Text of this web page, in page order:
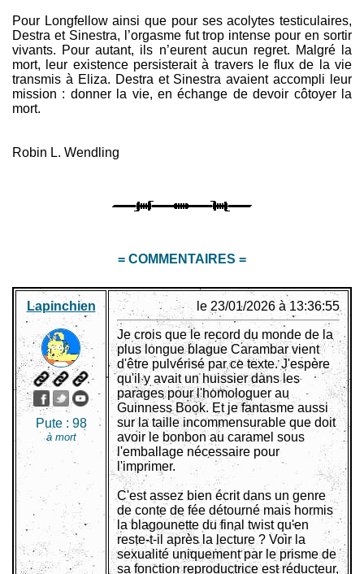
Pour Longfellow ainsi que pour ses acolytes testiculaires,
Destra et Sinestra, l’orgasme fut trop intense pour en sortir
vivants. Pour autant, ils n’eurent aucun regret. Malgré la
mort, leur existence persisterait à travers le flux de la vie
transmis à Eliza. Destra et Sinestra avaient accompli leur
mission : donner la vie, en échange de devoir côtoyer la
mort.
Robin L. Wendling
= COMMENTAIRES =
Lapinchien
Pute : 98
à mort
le 23/01/2026 à 13:36:55
Je crois que le record du monde de la
plus longue blague Carambar vient
d'être pulvérisé par ce texte. J'espère
qu'il y avait un huissier dans les
parages pour l'homologuer au
Guinness Book. Et je fantasme aussi
sur la taille incommensurable que doit
avoir le bonbon au caramel sous
l'emballage nécessaire pour
l'imprimer.
C'est assez bien écrit dans un genre
de conte de fée détourné mais hormis
la blagounette du final twist qu'en
reste-t-il après la lecture ? Voir la
sexualité uniquement par le prisme de
sa fonction reproductrice est réducteur,